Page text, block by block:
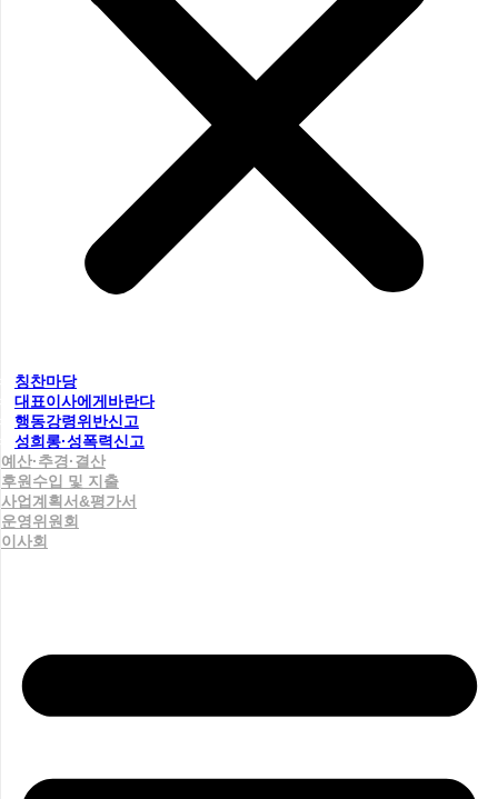
칭찬마당
대표이사에게바란다
행동강령위반신고
성희롱·성폭력신고
예산·추경·결산
후원수입 및 지출
사업계획서&평가서
운영위원회
이사회